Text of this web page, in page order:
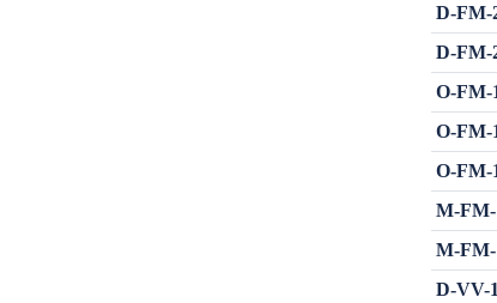
D-FM-
D-FM-
O-FM-
O-FM-
O-FM-
M-FM-
M-FM-
D-VV-